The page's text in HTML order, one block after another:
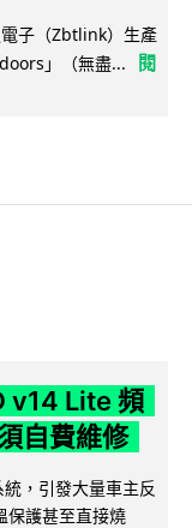
子（Zbtlink）生產
」（無盡...
閱
v14 Lite 頻
自費維修
，引發大量車主反
保護甚至直接燒